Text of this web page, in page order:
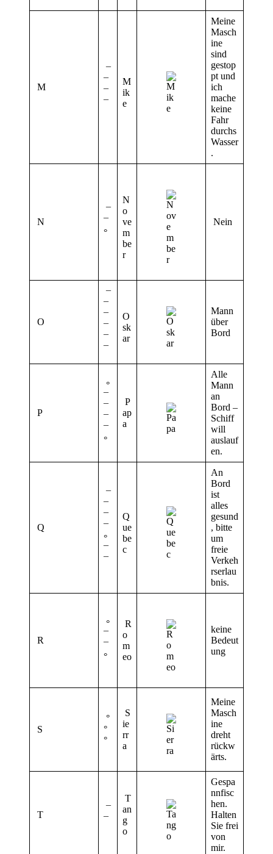
M
¯
¯
¯
¯
M
ik
e
Meine
Masch
ine
sind
gestop
pt und
ich
mache
keine
Fahr
durchs
Wasser
.
N
¯
¯
°
N
o
ve
m
be
r
Nein
O
¯
¯
¯
¯
¯
¯
O
sk
ar
Mann
über
Bord
P
°
¯
¯
¯
¯
°
P
ap
a
Alle
Mann
an
Bord –
Schiff
will
auslauf
en.
Q
¯
¯
¯
¯
°
¯
¯
Q
ue
be
c
An
Bord
ist
alles
gesund
, bitte
um
freie
Verkeh
rserlau
bnis.
R
°
¯
¯
°
R
o
m
eo
keine
Bedeut
ung
S
°
°
°
S
ie
rr
a
Meine
Masch
ine
dreht
rückw
ärts.
T
¯
¯
T
an
g
o
Gespa
nnfisc
hen.
Halten
Sie frei
von
mir.